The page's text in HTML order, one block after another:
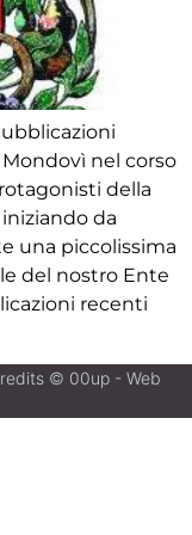
nel corso
della
da
una piccolissima
del nostro Ente
recenti
© 00up - Web